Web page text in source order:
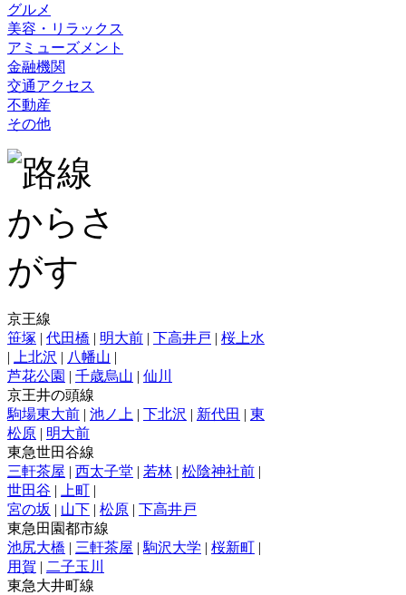
グルメ
美容・リラックス
アミューズメント
金融機関
交通アクセス
不動産
その他
京王線
笹塚 | 代田橋 | 明大前 | 下高井戸 | 桜上水
|
上北沢 | 八幡山 |
芦花公園 | 千歳烏山 | 仙川
京王井の頭線
駒場東大前 | 池ノ上 | 下北沢 | 新代田 | 東
松原 | 明大前
東急世田谷線
三軒茶屋 | 西太子堂 | 若林 | 松陰神社前 |
世田谷 | 上町 |
宮の坂 | 山下 | 松原 | 下高井戸
東急田園都市線
池尻大橋 | 三軒茶屋 | 駒沢大学 | 桜新町 |
用賀 | 二子玉川
東急大井町線